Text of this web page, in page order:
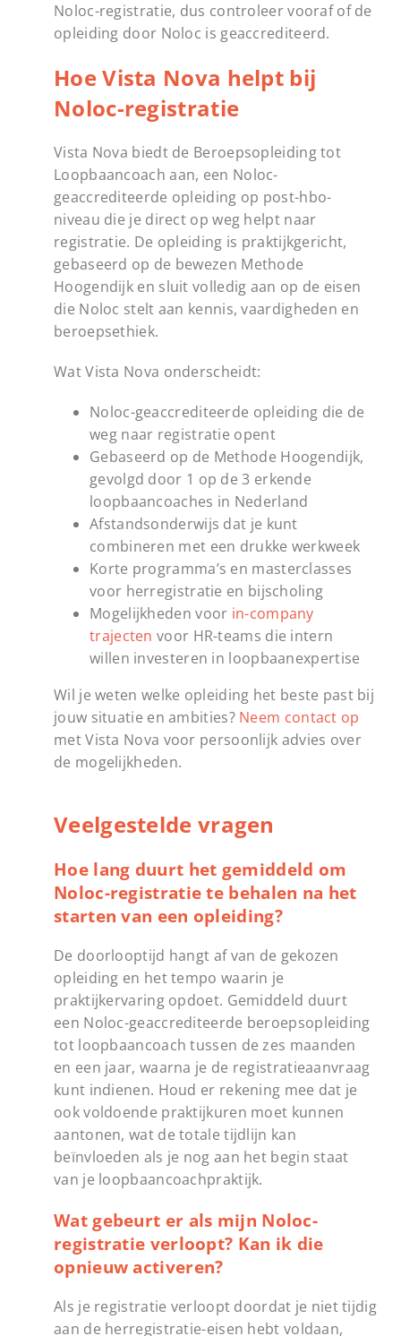
Noloc-registratie, dus controleer vooraf of de
opleiding door Noloc is geaccrediteerd.
Hoe Vista Nova helpt bij
Noloc-registratie
Vista Nova biedt de Beroepsopleiding tot
Loopbaancoach aan, een Noloc-
geaccrediteerde opleiding op post-hbo-
niveau die je direct op weg helpt naar
registratie. De opleiding is praktijkgericht,
gebaseerd op de bewezen Methode
Hoogendijk en sluit volledig aan op de eisen
die Noloc stelt aan kennis, vaardigheden en
beroepsethiek.
Wat Vista Nova onderscheidt:
Noloc-geaccrediteerde opleiding die de
weg naar registratie opent
Gebaseerd op de Methode Hoogendijk,
gevolgd door 1 op de 3 erkende
loopbaancoaches in Nederland
Afstandsonderwijs dat je kunt
combineren met een drukke werkweek
Korte programma’s en masterclasses
voor herregistratie en bijscholing
Mogelijkheden voor in-company
trajecten voor HR-teams die intern
willen investeren in loopbaanexpertise
Wil je weten welke opleiding het beste past bij
jouw situatie en ambities? Neem contact op
met Vista Nova voor persoonlijk advies over
de mogelijkheden.
Veelgestelde vragen
Hoe lang duurt het gemiddeld om
Noloc-registratie te behalen na het
starten van een opleiding?
De doorlooptijd hangt af van de gekozen
opleiding en het tempo waarin je
praktijkervaring opdoet. Gemiddeld duurt
een Noloc-geaccrediteerde beroepsopleiding
tot loopbaancoach tussen de zes maanden
en een jaar, waarna je de registratieaanvraag
kunt indienen. Houd er rekening mee dat je
ook voldoende praktijkuren moet kunnen
aantonen, wat de totale tijdlijn kan
beïnvloeden als je nog aan het begin staat
van je loopbaancoachpraktijk.
Wat gebeurt er als mijn Noloc-
registratie verloopt? Kan ik die
opnieuw activeren?
Als je registratie verloopt doordat je niet tijdig
aan de herregistratie-eisen hebt voldaan,